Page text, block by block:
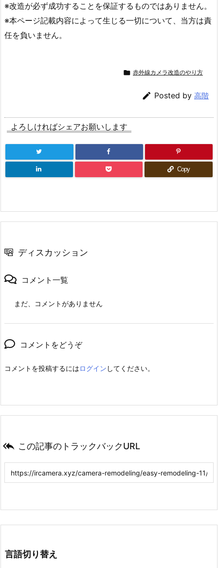
※改造が必ず成功することを保証するものではありません。
※本ページ記載内容によって生じる一切について、当方は責
任を負いません。
 赤外線カメラ改造のやり方
 Posted by 高階
よろしければシェアお願いします
Copy
ディスカッション
コメント一覧
まだ、コメントがありません
コメントをどうぞ
コメントを投稿するにはログイン してください。
 この記事のトラックバックURL
言語切り替え